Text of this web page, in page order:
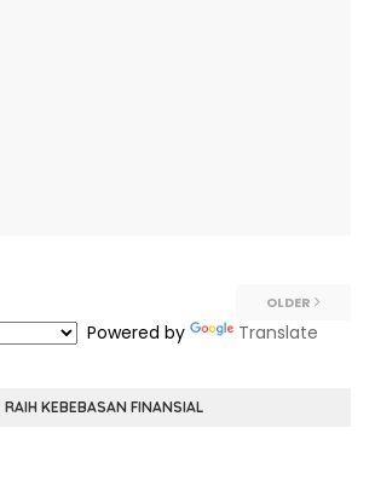
OLDER
Powered by Translate
RAIH KEBEBASAN FINANSIAL